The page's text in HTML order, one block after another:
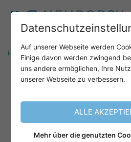
Home Informationen Newsletter
NEUERSCHEINUNG:
"HOCHBEGABTE
IN DER
Auf unserer Webseite werden
Einige davon werden zwingend
uns andere ermöglichen, Ihre
unserer Webseite zu verbessern.
ALLE
Mehr über die genutzten